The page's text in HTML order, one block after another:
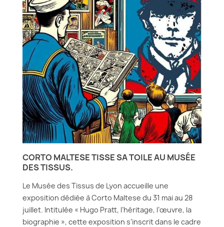
CORTO MALTESE TISSE SA TOILE AU MUSÉE
DES TISSUS.
Le Musée des Tissus de Lyon accueille une
exposition dédiée à Corto Maltese du 31 mai au 28
juillet. Intitulée « Hugo Pratt, l’héritage, l’œuvre, la
biographie », cette exposition s’inscrit dans le cadre